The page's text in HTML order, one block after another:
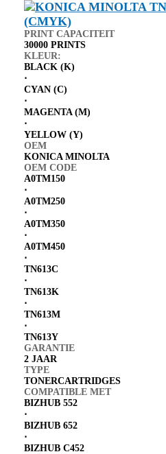
PRINT CAPACITEIT
30000 PRINTS
KLEUR:
BLACK (K)
⋅
CYAN (C)
⋅
MAGENTA (M)
⋅
YELLOW (Y)
OEM
KONICA MINOLTA
OEM CODE
A0TM150
⋅
A0TM250
⋅
A0TM350
⋅
A0TM450
⋅
TN613C
⋅
TN613K
⋅
TN613M
⋅
TN613Y
GARANTIE
2 JAAR
TYPE
TONERCARTRIDGES
COMPATIBLE MET
BIZHUB 552
⋅
BIZHUB 652
⋅
BIZHUB C452